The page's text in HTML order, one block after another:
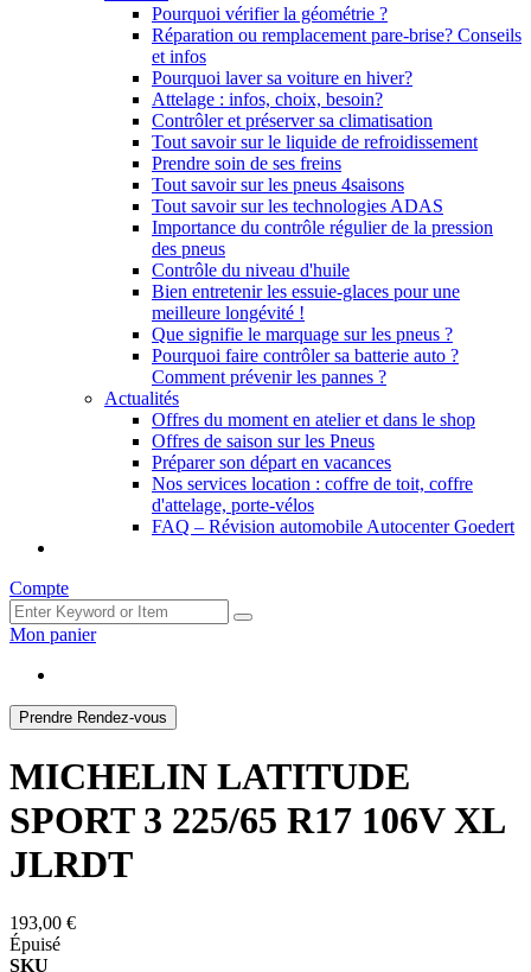
Pourquoi vérifier la géométrie ?
Réparation ou remplacement pare-brise? Conseils
et infos
Pourquoi laver sa voiture en hiver?
Attelage : infos, choix, besoin?
Contrôler et préserver sa climatisation
Tout savoir sur le liquide de refroidissement
Prendre soin de ses freins
Tout savoir sur les pneus 4saisons
Tout savoir sur les technologies ADAS
Importance du contrôle régulier de la pression
des pneus
Contrôle du niveau d'huile
Bien entretenir les essuie-glaces pour une
meilleure longévité !
Que signifie le marquage sur les pneus ?
Pourquoi faire contrôler sa batterie auto ?
Comment prévenir les pannes ?
Actualités
Offres du moment en atelier et dans le shop
Offres de saison sur les Pneus
Préparer son départ en vacances
Nos services location : coffre de toit, coffre
d'attelage, porte-vélos
FAQ – Révision automobile Autocenter Goedert
Compte
Mon panier
Prendre Rendez-vous
MICHELIN LATITUDE
SPORT 3 225/65 R17 106V XL
JLRDT
193,00 €
Épuisé
SKU